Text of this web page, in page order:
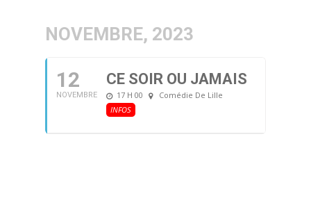
NOVEMBRE, 2023
12
NOVEMBRE
CE SOIR OU JAMAIS
17 H 00
Comédie De Lille
INFOS